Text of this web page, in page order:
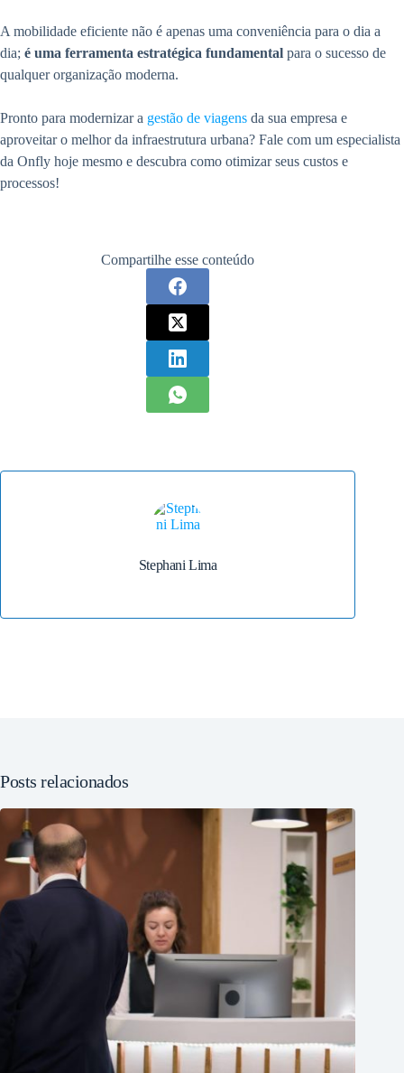
A mobilidade eficiente não é apenas uma conveniência para o dia a
dia; é uma ferramenta estratégica fundamental para o sucesso de
qualquer organização moderna.
Pronto para modernizar a gestão de viagens da sua empresa e
aproveitar o melhor da infraestrutura urbana? Fale com um especialista
da Onfly hoje mesmo e descubra como otimizar seus custos e
processos!
Compartilhe esse conteúdo
Stephani Lima
Posts relacionados